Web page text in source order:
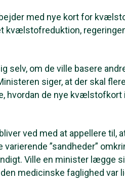
med nye kort for
kvælstofreduktion,
selv, om de ville basere
siger, at der skal
hvordan de nye kvælstofkort
ved med at appellere til,
”sandheder”
Ville en minister lægge
medicinske faglighed var